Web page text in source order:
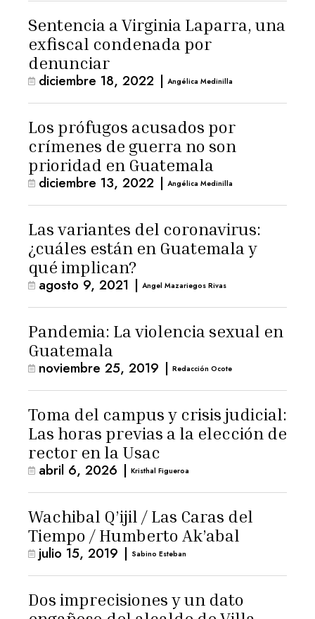
Sentencia a Virginia Laparra, una
exfiscal condenada por
denunciar
diciembre 18, 2022 | Angélica Medinilla
Los prófugos acusados por
crímenes de guerra no son
prioridad en Guatemala
diciembre 13, 2022 | Angélica Medinilla
Las variantes del coronavirus:
¿cuáles están en Guatemala y
qué implican?
agosto 9, 2021 | Angel Mazariegos Rivas
Pandemia: La violencia sexual en
Guatemala
noviembre 25, 2019 | Redacción Ocote
Toma del campus y crisis judicial:
Las horas previas a la elección de
rector en la Usac
abril 6, 2026 | Kristhal Figueroa
Wachibal Q’ijil / Las Caras del
Tiempo / Humberto Ak’abal
julio 15, 2019 | Sabino Esteban
Dos imprecisiones y un dato